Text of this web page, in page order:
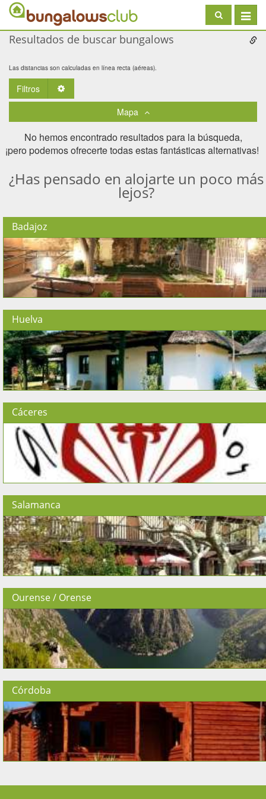
Toggle
Resultados de buscar bungalows
Las distancias son calculadas en línea recta (aéreas).
Filtros
Mapa
No hemos encontrado resultados para la búsqueda,
¡pero podemos ofrecerte todas estas fantásticas alternativas! ​
¿Has pensado en alojarte un poco más
lejos?
Badajoz
Huelva
Cáceres
Salamanca
Ourense / Orense
Córdoba